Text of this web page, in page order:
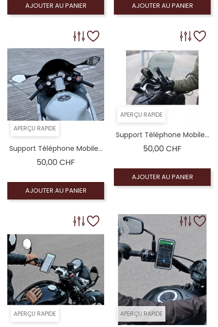
AJOUTER AU PANIER AJOUTER AU PANIER
APERÇU RAPIDE
Support Téléphone Mobile...
50,00 CHF
AJOUTER AU PANIER
APERÇU RAPIDE
Support Téléphone Mobile...
50,00 CHF
AJOUTER AU PANIER
APERÇU RAPIDE APERÇU RAPIDE